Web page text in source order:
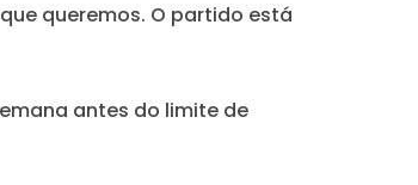
queremos. O partido está
antes do limite de